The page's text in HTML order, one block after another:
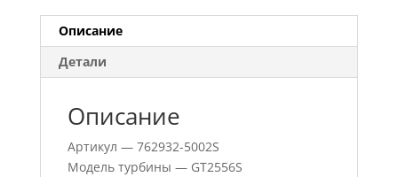
Описание
Детали
Описание
Артикул — 762932-5002S
Модель турбины — GT2556S